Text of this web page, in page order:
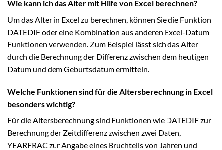
Wie kann ich das Alter mit Hilfe von Excel berechnen?
Um das Alter in Excel zu berechnen, können Sie die Funktion
DATEDIF oder eine Kombination aus anderen Excel-Datum
Funktionen verwenden. Zum Beispiel lässt sich das Alter
durch die Berechnung der Differenz zwischen dem heutigen
Datum und dem Geburtsdatum ermitteln.
Welche Funktionen sind für die Altersberechnung in Excel
besonders wichtig?
Für die Altersberechnung sind Funktionen wie DATEDIF zur
Berechnung der Zeitdifferenz zwischen zwei Daten,
YEARFRAC zur Angabe eines Bruchteils von Jahren und